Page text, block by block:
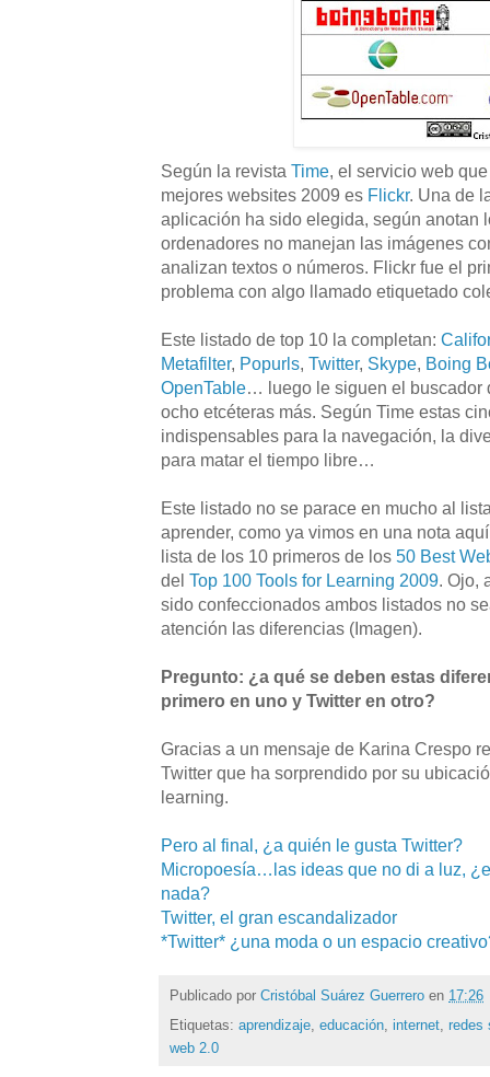
Según la revista Time, el servicio web
mejores websites 2009 es Flickr. Una de
aplicación ha sido elegida, según anotan
ordenadores no manejan las imágenes
analizan textos o números. Flickr fue el
problema con algo llamado etiquetado
Este listado de top 10 la completan:
Metafilter, Popurls, Twitter, Skype, Boing
OpenTable… luego le siguen el buscador
ocho etcéteras más. Según Time estas
indispensables para la navegación, la
para matar el tiempo libre…
Este listado no se parace en mucho al
aprender, como ya vimos en una nota
lista de los 10 primeros de los 50 Best
del Top 100 Tools for Learning 2009. Ojo,
sido confeccionados ambos listados no
atención las diferencias (Imagen).
Pregunto: ¿a qué se deben estas
primero en uno y Twitter en otro?
Gracias a un mensaje de Karina Crespo
Twitter que ha sorprendido por su
learning.
Pero al final, ¿a quién le gusta Twitter?
Micropoesía…las ideas que no di a luz,
nada?
Twitter, el gran escandalizador
*Twitter* ¿una moda o un espacio
Publicado por Cristóbal Suárez Guerrero en 17:26
Etiquetas: aprendizaje, educación, internet, redes
web 2.0